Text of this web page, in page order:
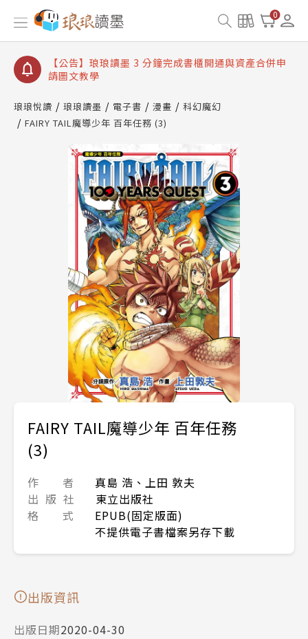
0
【公告】琅琅讀墨數位閱讀資產合併與書櫃開通申請
【公告】琅琅讀墨書櫃開通常見問題
【公告】琅琅讀墨 3 分鐘完成書櫃開通與資產合併申
請圖文教學
查詢
【公告】琅琅讀墨數位閱讀資產合併與書櫃開通申請
琅琅悅讀 琅琅讀墨 電子書 漫畫
科幻魔幻
FAIRY TAIL魔導少年 百年任務 (3)
FAIRY TAIL魔導少年 百年任務
(3)
作 者
真島 浩、上田 敦夫
出 版 社
東立出版社
格 式
EPUB(固定版面)
不提供電子書檔案另存下載
出版資訊
出版日期2020-04-30